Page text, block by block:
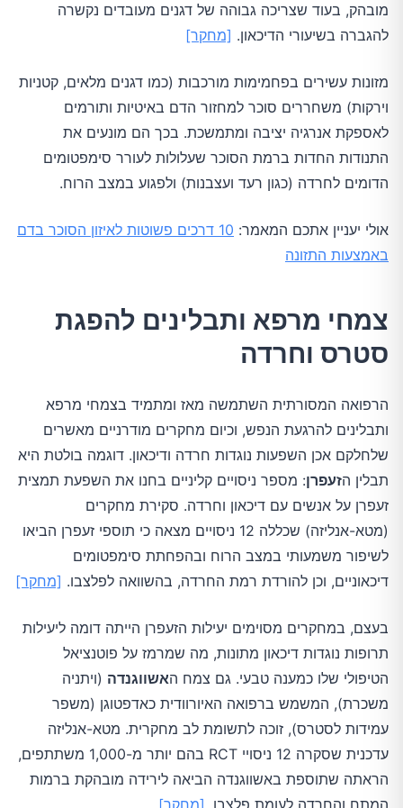
מובהק, בעוד שצריכה גבוהה של דגנים מעובדים נקשרה
להגברה בשיעורי הדיכאון. [מחקר]
מזונות עשירים בפחמימות מורכבות (כמו דגנים מלאים, קטניות
וירקות) משחררים סוכר למחזור הדם באיטיות ותורמים
לאספקת אנרגיה יציבה ומתמשכת. בכך הם מונעים את
התנודות החדות ברמת הסוכר שעלולות לעורר סימפטומים
הדומים לחרדה (כגון רעד ועצבנות) ולפגוע במצב הרוח.
אולי יעניין אתכם המאמר:
10 דרכים פשוטות לאיזון הסוכר בדם
באמצעות התזונה
צמחי מרפא ותבלינים להפגת
סטרס וחרדה
הרפואה המסורתית השתמשה מאז ומתמיד בצמחי מרפא
ותבלינים להרגעת הנפש, וכיום מחקרים מודרניים מאשרים
שלחלקם אכן השפעות נוגדות חרדה ודיכאון. דוגמה בולטת היא
תבלין הזעפרן: מספר ניסויים קליניים בחנו את השפעת תמצית
זעפרן על אנשים עם דיכאון וחרדה. סקירת מחקרים
(מטא-אנליזה) שכללה 12 ניסויים מצאה כי תוספי זעפרן הביאו
לשיפור משמעותי במצב הרוח ובהפחתת סימפטומים
דיכאוניים, וכן להורדת רמת החרדה, בהשוואה לפלצבו. [מחקר]
בעצם, במחקרים מסוימים יעילות הזעפרן הייתה דומה ליעילות
תרופות נוגדות דיכאון מתונות, מה שמרמז על פוטנציאל
הטיפולי שלו כמענה טבעי. גם צמח האשווגנדה (ויתניה
משכרת), המשמש ברפואה האיורוודית כאדפטוגן (משפר
עמידות לסטרס), זוכה לתשומת לב מחקרית. מטא-אנליזה
עדכנית שסקרה 12 ניסויי RCT בהם יותר מ-1,000 משתתפים,
הראתה שתוספת באשווגנדה הביאה לירידה מובהקת ברמות
המתח והחרדה לעומת פלצבו. [מחקר]